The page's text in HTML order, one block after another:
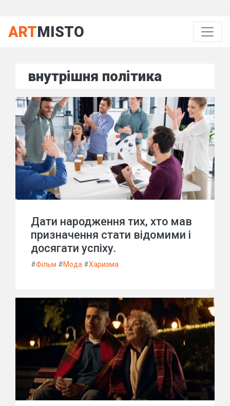
ARTMISTO
внутрішня політика
Дати народження тих, хто мав
призначення стати відомими і
досягати успіху.
#Фільм #Мода #Харизма